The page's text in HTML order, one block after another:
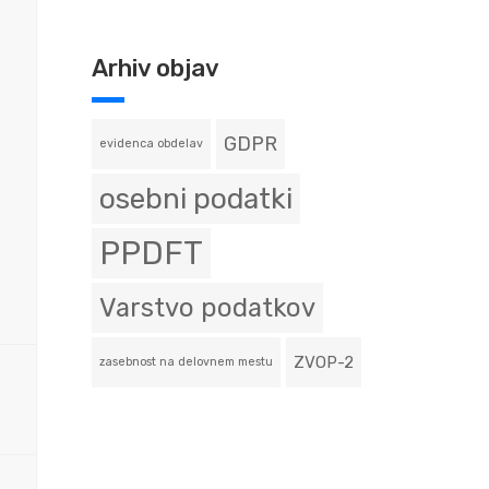
Arhiv objav
evidenca obdelav GDPR
osebni podatki
PPDFT
Varstvo podatkov
zasebnost na delovnem mestu ZVOP-2